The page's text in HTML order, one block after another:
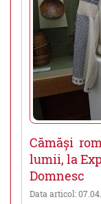
Cămăși
lumii, la
Domnesc
Data articol: